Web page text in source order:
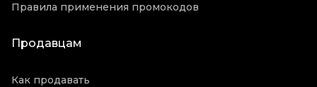
Правила применения промокодов
Продавцам
Как продавать